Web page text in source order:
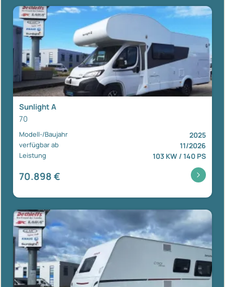
Sunlight A
70
Modell-/Baujahr 2025
verfügbar ab 11/2026
Leistung 103 KW / 140 PS
70.898 €